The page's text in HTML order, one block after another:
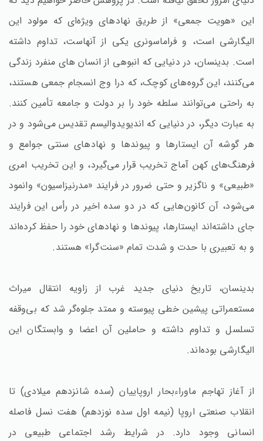
این «هویت جمعی» از طریق نهادهای ویژه‌ای که مولود این
الیگارشی است، و فراماسونری یکی از آنهاست، تداوم داشته
است. بدینسان، در دنیایی که انبوهی از انسان های منفرد زندگی
می‌کنند، این گروه‌های کوچک، که درا وج انسجام جمعی هستند،
به راحتی می‌توانند سلطه خود را بر دولت و جامعه تأمین کنند.
به عبارت دیگر، در دنیایی که اندیویدوالیسم تقدیس می‌شود و در
هر گوشه آن ایستارها و پیوندها و نهادهای سنتی جوامع و
فرهنگ‌های کهن آماج تخریب قرار می‌گیرد، و این تخریب امری
«طبیعی» و ناگزیر و حتی ضرور در فرایند «مدرنیزاسیون» وانمود
می‌شود، آن کانون‌هایی که در دو سده اخیر در رأس این فرایند
جای داشته‌اند ایستارها، پیوندها و نهادهای خود را حفظ کرده‌اند
و به تعبیری با حدت و شدت تمام «سنت‌گرا» هستند.
بدینسان، تاریخ دنیای جدید غرب از زاویه انتقال میراث
مستعمراتی پیشین خطی پیوسته و ممتد جلوه‌گر شد که بی‌وقفه
تسلسل و تداوم داشته و حاملین آن اعضا و وابستگان این
الیگارشی بوده‌اند.
از آغاز تهاجم ماوراءبحار اروپاییان (سده شانزدهم میلادی) تا
انقلاب صنعتی اروپا (نیمه اول سده نوزدهم) هفت نسل فاصله
انسانی وجود دارد. در شرایط رشد اجتماعی طبیعی در